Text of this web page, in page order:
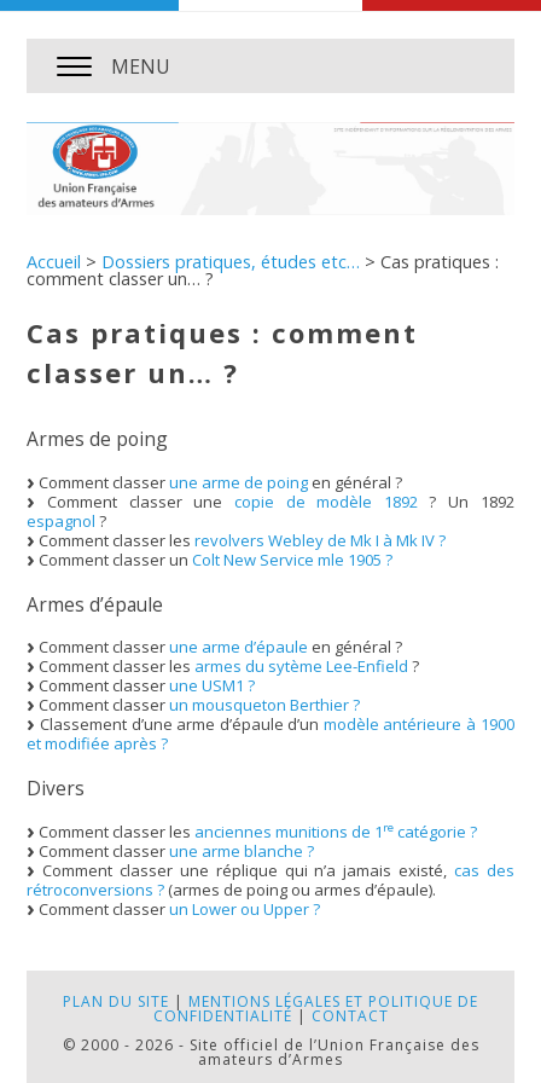
MENU
Accueil > Dossiers pratiques, études etc… >Cas pratiques :
comment classer un… ?
Cas pratiques : comment
classer un… ?
Armes de poing
Comment classerune arme de poing en général ?
Comment classer une copie de modèle 1892? Un 1892
espagnol ?
Comment classer lesrevolvers Webley de Mk I à Mk IV ?
Comment classer unColt New Service mle 1905 ?
Armes d’épaule
Comment classerune arme d’épaule en général ?
Comment classer les armes du sytème Lee-Enfield ?
Comment classerune USM1 ?
Comment classerun mousqueton Berthier ?
Classement d’une arme d’épaule d’un modèle antérieure à 1900
et modifiée après ?
Divers
Comment classer les anciennes munitions de 1 re catégorie ?
Comment classerune arme blanche ?
Comment classer une réplique qui n’a jamais existé, cas des
rétroconversions ? (armes de poing ou armes d’épaule).
Comment classerun Lower ou Upper ?
PLAN DU SITE | MENTIONS LÉGALES ET POLITIQUE DE
CONFIDENTIALITÉ | CONTACT
© 2000 - 2026 - Site officiel de l’Union Française des
amateurs d’Armes